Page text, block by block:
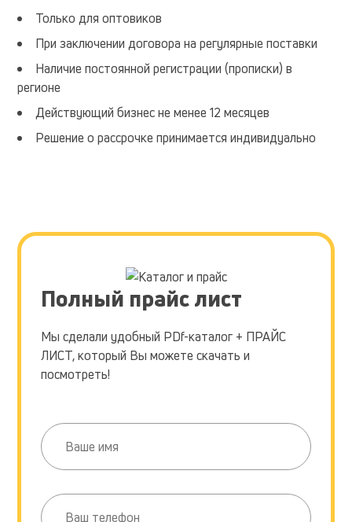
реальных
хаотичном
порядке
Только для оптовиков
При заключении договора на регулярные поставки
Наличие постоянной регистрации (прописки) в
регионе
Действующий бизнес не менее 12 месяцев
Решение о рассрочке принимается индивидуально
Полный прайс лист
Мы сделали удобный PDf-каталог + ПРАЙС
ЛИСТ, который Вы можете скачать и
посмотреть!